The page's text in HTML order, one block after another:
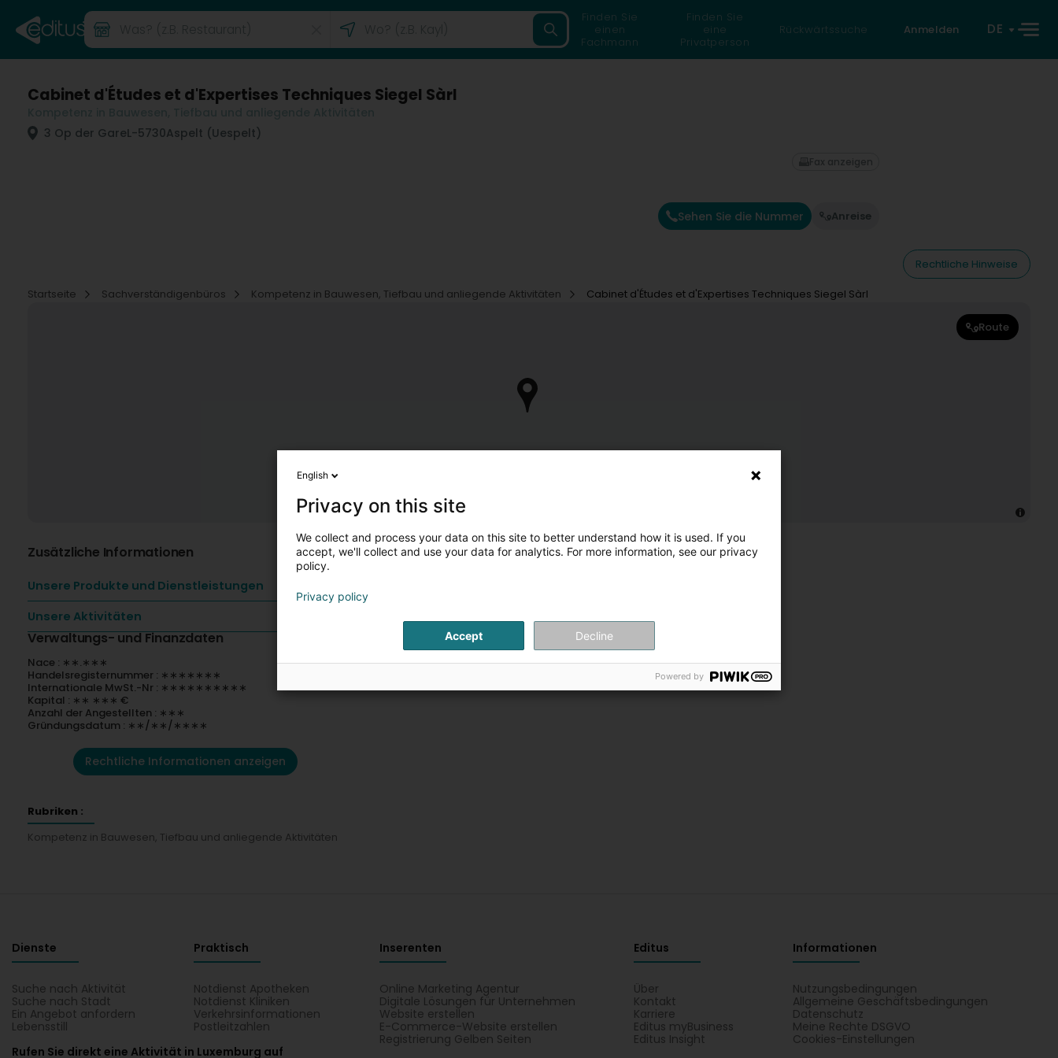
Finden Sie
einen
Fachmann
Finden Sie
eine
Privatperson
Rückwärtssuche Anmelden DE
Cabinet d'Études et d'Expertises Techniques Siegel Sàrl
3 Op der GareL-5730Aspelt (Uespelt)
Sehen Sie die Nummer Anreise
Fax anzeigen
Rechtliche Hinweise
Startseite
Sachverständigenbüros Kompetenz in Bauwesen, Tiefbau und anliegende Aktivitäten Cabinet d'Études et d'Expertises Techniques Siegel Sàrl
Route
Zusätzliche Informationen
Unsere Produkte und Dienstleistungen
Unsere Aktivitäten
Verwaltungs- und Finanzdaten
Nace : ∗∗.∗∗∗
Handelsregisternummer : ∗∗∗∗∗∗∗
Internationale MwSt.-Nr : ∗∗∗∗∗∗∗∗∗∗
Kapital : ∗∗ ∗∗∗ €
Anzahl der Angestellten : ∗∗∗
Gründungsdatum : ∗∗/∗∗/∗∗∗∗
Rechtliche Informationen anzeigen
Rubriken :
Kompetenz in Bauwesen, Tiefbau und anliegende Aktivitäten
Dienste
Suche nach Aktivität
Suche nach Stadt
Ein Angebot anfordern
Lebensstill
Praktisch
Notdienst Apotheken
Notdienst Kliniken
Verkehrsinformationen
Postleitzahlen
Inserenten
Online Marketing Agentur
Digitale Lösungen für Unternehmen
Website erstellen
E-Commerce-Website erstellen
Registrierung Gelben Seiten
Editus
Über
Kontakt
Karriere
Editus myBusiness
Editus Insight
Informationen
Nutzungsbedingungen
Allgemeine Geschäftsbedingungen
Datenschutz
Meine Rechte DSGVO
Cookies-Einstellungen
Rufen Sie direkt eine Aktivität in Luxemburg auf
English
Privacy on this site
We collect and process your data on this site to better understand how it is used. If you
accept, we'll collect and use your data for analytics. For more information, see our privacy
policy.
Privacy policy
Accept Decline
Powered by